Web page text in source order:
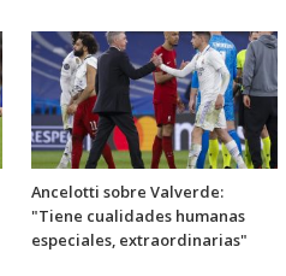
Ancelotti sobre Valverde:
"Tiene cualidades humanas
especiales, extraordinarias"